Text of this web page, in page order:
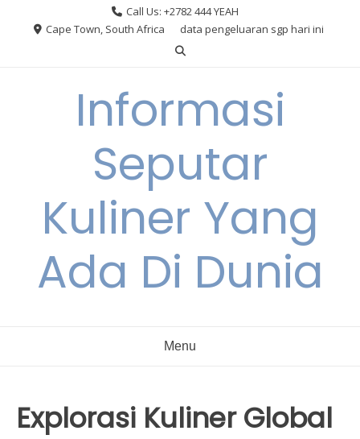
Call Us: +2782 444 YEAH
Cape Town, South Africa
data pengeluaran sgp hari ini
Informasi
Seputar
Kuliner Yang
Ada Di Dunia
Menu
Explorasi Kuliner Global